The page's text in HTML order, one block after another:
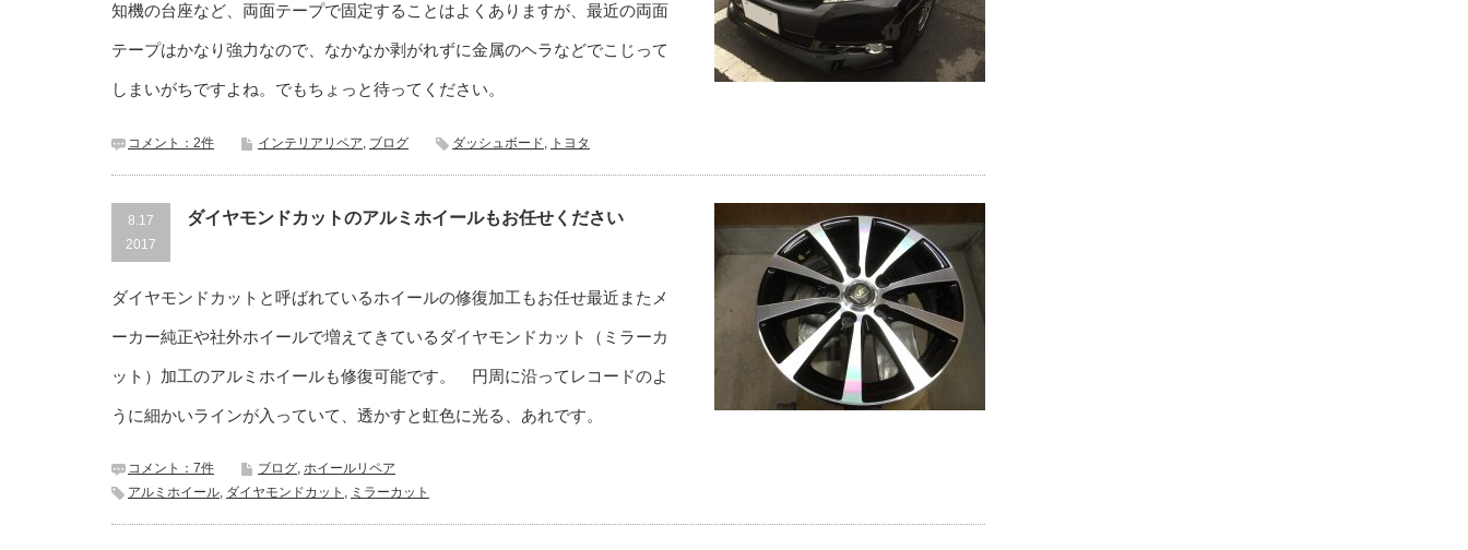
知機の台座など、両面テープで固定することはよくありますが、最近の両面
テープはかなり強力なので、なかなか剥がれずに金属のヘラなどでこじって
しまいがちですよね。でもちょっと待ってください。
コメント：2件 インテリアリペア ブログ ダッシュボード トヨタ
8.17
2017
ダイヤモンドカットのアルミホイールもお任せください
ダイヤモンドカットと呼ばれているホイールの修復加工もお任せ最近またメ
ーカー純正や社外ホイールで増えてきているダイヤモンドカット（ミラーカ
ット）加工のアルミホイールも修復可能です。 円周に沿ってレコードのよ
うに細かいラインが入っていて、透かすと虹色に光る、あれです。
コメント：7件 ブログ, ホイールリペア
アルミホイール, ダイヤモンドカット , ミラーカット